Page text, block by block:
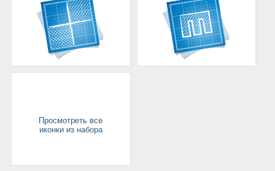
Просмотреть все
иконки из набора